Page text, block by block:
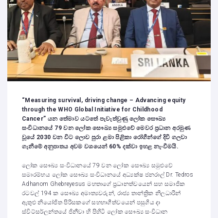
“Measuring survival, driving change – Advancing equity
through the WHO Global Initiative for Childhood
Cancer” යන තේමාව යටතේ පැවැත්වුණු ලෝක සෞඛ්‍ය
සංවිධානයේ 79 වන ලෝක සෞඛ්‍ය සමුළුවේ මෙවර ප්‍රධාන අරමුණ
වූයේ 2030 වන විට ලොව පුරා ළමා පිළිකා රෝගීන්ගේ දිවි ගලවා
ගැනීමේ අනුපාතය අවම වශයෙන් 60% දක්වා ඉහළ නැංවීමයි.
ලෝක සෞඛ්‍ය සංවිධානයේ 79 වන ලෝක සෞඛ්‍ය සමුළුවේ
සමාරම්භය ලෝක සෞඛ්‍ය සංවිධානයේ අධ්‍යක්ෂ ජනරාල් Dr. Tedros
Adhanom Ghebreyesus මහතාගේ ප්‍රධානත්වයෙන් සහ සමාජික
රටවල් 194 ක සෞඛ්‍ය අමාත්‍යවරුන්, රාජ්‍ය තාන්ත්‍රික නිලධාරීන්
ඇතුළු නියෝජිත පිරිසකගේ සහභාගීත්වයෙන් පසුගිය දා
ස්විට්සර්ලන්තයේ ජිනීවා හි පිහිටි ලෝක සෞඛ්‍ය සංවිධාන